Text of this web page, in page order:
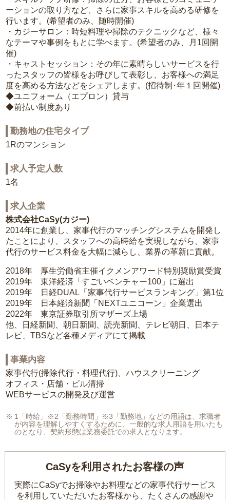
ーションの取り方など、さらに家事スキルを高める研修を
行います。(希望者のみ、随時開催)
・カジーサロン：時短料理や掃除のテクニックなど、様々
なテーマや事例をもとに学べます。(希望者のみ、月1回開
催)
・キャストセッション：その年に素晴らしいサービスを行
ったスタッフの皆様をお呼びして表彰し、お客様への満足
度を高める方法などをシェアします。(招待制･年１回開催)
◆ユニフォーム（エプロン）貸与
◆前払い制度あり
勤務地の住宅タイプ
1Rのマンション
求人予定人数
1名
求人企業
株式会社CaSy(カジー)
2014年に創業し、家事代行のマッチングシステムを開発し
たことにより、スタッフへの高時給を実現しながら、家事
代行のサービス料金を大幅に減らし、業界の革新に貢献。
2018年 厚生労働省主催イクメンアワード特別奨励賞受賞
2019年 東洋経済「すごいベンチャー100」に選出
2019年 日経DUAL「家事代行サービスランキング」第1位
2019年 日本経済新聞「NEXTユニコーン」企業選出
2022年 東京証券取引所マザーズ上場
他、日経新聞、朝日新聞、読売新聞、テレビ朝日、日本テ
レビ、TBSなど各種メディアにて掲載
事業内容
家事代行(掃除代行・料理代行)、ハウスクリーニング
オフィス・店舗・ビル清掃
WEBサービスの開発及び運営
1「時給」※2「勤務時間」※3「勤務地」などの用語は、求職者
が内容を理解しやすくするために、一般的な求人用語を用いたも
のとなり、契約形態は業務委託での求人となります。
CaSyを利用されたお客様の声
実際にCaSyでお掃除やお料理などの家事代行サービス
を利用していただいたお客様から、 たくさんの感謝や